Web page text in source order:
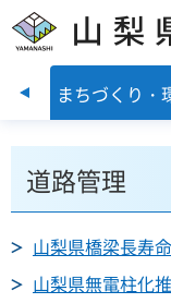
山梨県
祉 まちづくり・
道路管理
山梨県橋梁長寿
山梨県無電柱化